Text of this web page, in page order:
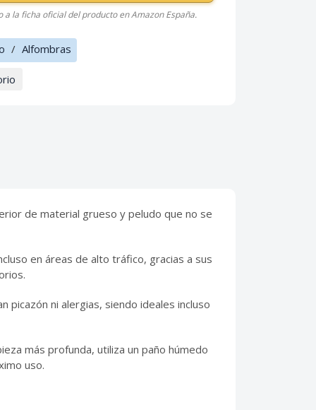
la ficha oficial del producto en Amazon España.
/ Alfombras
de material grueso y peludo que no se
en áreas de alto tráfico, gracias a sus
picazón ni alergias, siendo ideales incluso
más profunda, utiliza un paño húmedo
uso.